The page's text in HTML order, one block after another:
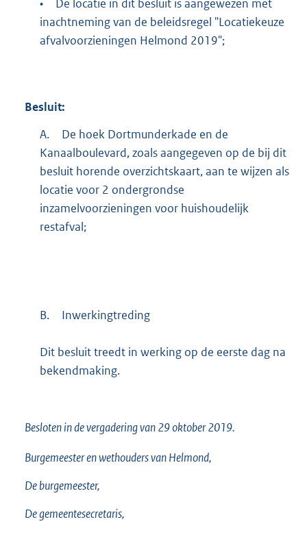
•
De locatie in dit besluit is aangewezen met
inachtneming van de beleidsregel "Locatiekeuze
afvalvoorzieningen Helmond 2019";
Besluit:
A.
De hoek Dortmunderkade en de
Kanaalboulevard, zoals aangegeven op de bij dit
besluit horende overzichtskaart, aan te wijzen als
locatie voor 2 ondergrondse
inzamelvoorzieningen voor huishoudelijk
restafval;
B. Inwerkingtreding
Dit besluit treedt in werking op de eerste dag na
bekendmaking.
Besloten in de vergadering van 29 oktober 2019.
Burgemeester en wethouders van Helmond,
De burgemeester,
De gemeentesecretaris,